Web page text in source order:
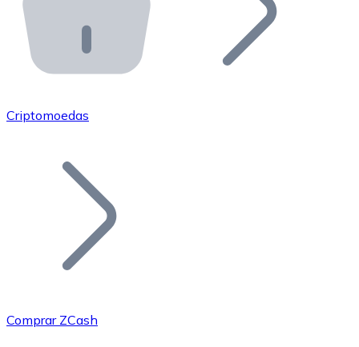
API Bitnovo
Integre nossa API no seu ecossistema.
Junte-se à nossa rede de revendedores e comercialize
Adicione o token do seu projeto ao nosso serviço de
Criptomoedas
Comprar ZCash